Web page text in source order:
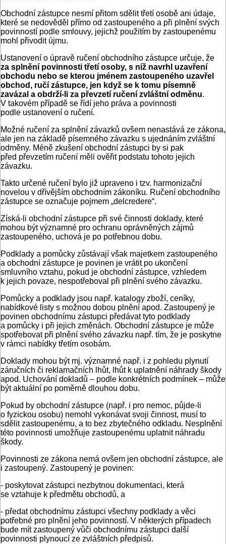
Obchodní zástupce nesmí přitom sdělit třetí osobě ani údaje,
které se nedověděl přímo od zastoupeného a při plnění svých
povinností podle smlouvy, jejichž použitím by zastoupenému
mohl přivodit újmu.
Ustanovení o úpravě ručení obchodního zástupce určuje, že
za splnění povinnosti třetí osoby, s níž navrhl uzavření
obchodu nebo se kterou jménem zastoupeného uzavřel
obchod, ručí zástupce, jen když se k tomu písemně
zavázal a obdrží-li za převzetí ručení zvláštní odměnu.
V takovém případě se řídí jeho práva a povinnosti
podle ustanovení o ručení.
Možné ručení za splnění závazků ovšem nenastává ze zákona,
ale jen na základě písemného závazku s ujednáním zvláštní
odměny. Méně zkušení obchodní zástupci by si pak
před převzetím ručení měli ověřit podstatu tohoto jejich
závazku.
Takto určené ručení bylo již upraveno i tzv. harmonizační
novelou v dřívějším obchodním zákoníku. Ručení obchodního
zástupce se označuje pojmem „delcredere“.
Získá-li obchodní zástupce při své činnosti doklady, které
mohou být významné pro ochranu oprávněných zájmů
zastoupeného, uchová je po potřebnou dobu.
Podklady a pomůcky zůstávají však majetkem zastoupeného
a obchodní zástupce je povinen je vrátit po ukončení
smluvního vztahu, pokud je obchodní zástupce, vzhledem
k jejich povaze, nespotřeboval při plnění svého závazku.
Pomůcky a podklady jsou např. katalogy zboží, ceníky,
nabídkové listy s možnou dobou plnění apod. Zastoupený je
povinen obchodnímu zástupci předávat tyto podklady
a pomůcky i při jejich změnách. Obchodní zástupce je může
spotřebovat při plnění svého závazku např. tím, že je poskytne
v rámci nabídky třetím osobám.
Doklady mohou být mj. významné např. i z pohledu plynutí
záručních či reklamačních lhůt, lhůt k uplatnění náhrady škody
apod. Uchování dokladů – podle konkrétních podmínek – může
být aktuální po poměrně dlouhou dobu.
Pokud by obchodní zástupce (např. i pro nemoc, půjde-li
o fyzickou osobu) nemohl vykonávat svoji činnost, musí to
sdělit zastoupenému, a to bez zbytečného odkladu. Nesplnění
této povinnosti umožňuje zastoupenému uplatnit náhradu
škody.
Povinnosti ze zákona nemá ovšem jen obchodní zástupce, ale
i zastoupený. Zastoupený je povinen:
- poskytovat zástupci nezbytnou dokumentaci, která
se vztahuje k předmětu obchodů, a
- předat obchodnímu zástupci všechny podklady a věci
potřebné pro plnění jeho povinností. V některých případech
bude mít zastoupený vůči obchodnímu zástupci další
povinnosti plynoucí ze zvláštních předpisů.